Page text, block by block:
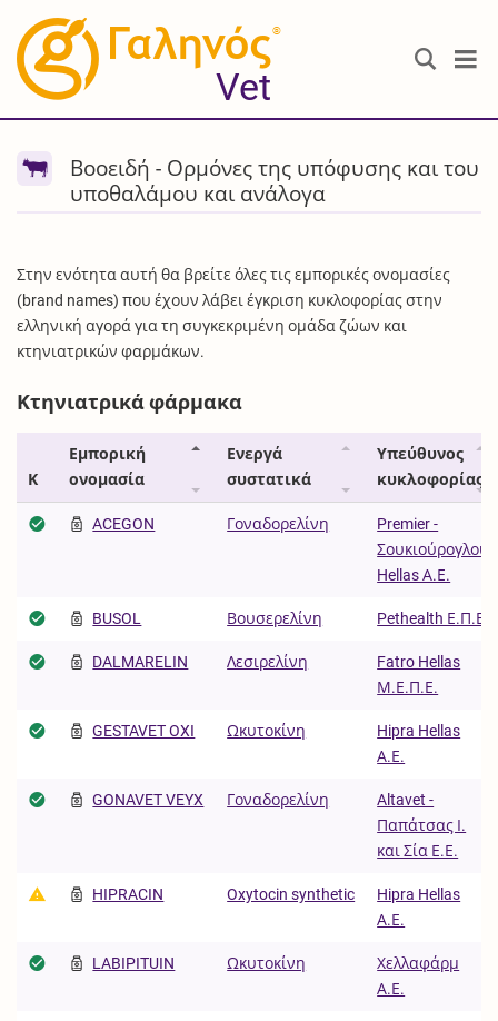
®
Vet
Βοοειδή - Ορμόνες της υπόφυσης και του
υποθαλάμου και ανάλογα
Στην ενότητα αυτή θα βρείτε όλες τις εμπορικές ονομασίες
(brand names) που έχουν λάβει έγκριση κυκλοφορίας στην
ελληνική αγορά για τη συγκεκριμένη ομάδα ζώων και
κτηνιατρικών φαρμάκων.
Κτηνιατρικά φάρμακα
Κ
Εμπορική
ονομασία
Ενεργά
συστατικά
Υπεύθυνος
κυκλοφορίας
ACEGON Γοναδορελίνη
Premier -
Σουκιούρογλου
Hellas Α.Ε.
BUSOL Βουσερελίνη Pethealth Ε.Π.Ε.
DALMARELIN Λεσιρελίνη
Fatro Hellas
Μ.Ε.Π.Ε.
GESTAVET OXI Ωκυτοκίνη
Hipra Hellas
Α.Ε.
GONAVET VEYX Γοναδορελίνη
Altavet -
Παπάτσας Ι.
και Σία Ε.Ε.
HIPRACIN Oxytocin synthetic
Hipra Hellas
Α.Ε.
LABIPITUIN Ωκυτοκίνη
Χελλαφάρμ
Α.Ε.